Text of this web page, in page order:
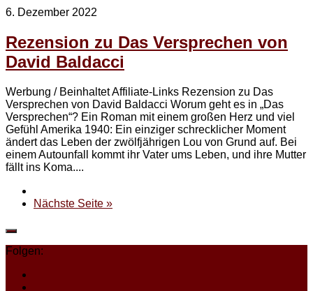
6. Dezember 2022
Rezension zu Das Versprechen von
David Baldacci
Werbung / Beinhaltet Affiliate-Links Rezension zu Das
Versprechen von David Baldacci Worum geht es in „Das
Versprechen“? Ein Roman mit einem großen Herz und viel
Gefühl Amerika 1940: Ein einziger schrecklicher Moment
ändert das Leben der zwölfjährigen Lou von Grund auf. Bei
einem Autounfall kommt ihr Vater ums Leben, und ihre Mutter
fällt ins Koma....
Nächste Seite »
Folgen: